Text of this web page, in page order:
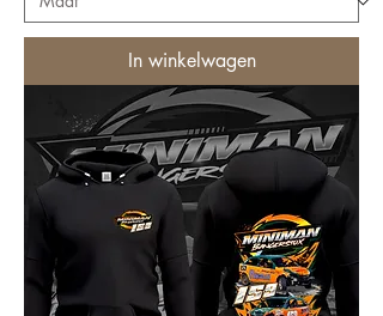
In winkelwagen